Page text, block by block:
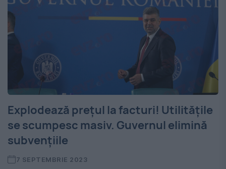
Explodează prețul la facturi! Utilitățile
se scumpesc masiv. Guvernul elimină
subvențiile
7 SEPTEMBRIE 2023